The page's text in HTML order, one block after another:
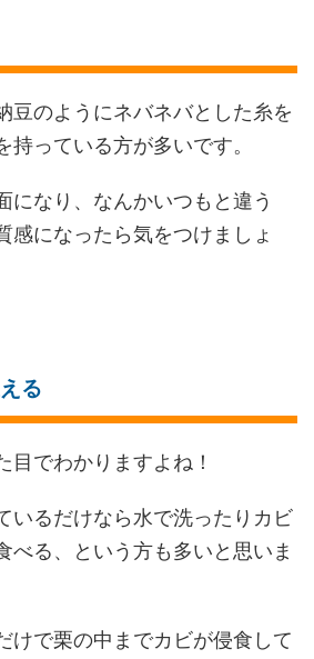
豆のようにネバネバとした糸を
持っている方が多いです。
になり、なんかいつもと違う
感になったら気をつけましょ
る
目でわかりますよね！
いるだけなら水で洗ったりカビ
べる、という方も多いと思いま
けで栗の中までカビが侵食して